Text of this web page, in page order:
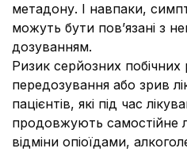
метадону. І навпаки,
можуть бути пов’язані з
дозуванням.
Ризик серйозних побічних
передозування або зрив
пацієнтів, які під час
продовжують самостійне
відміни опіоїдами,